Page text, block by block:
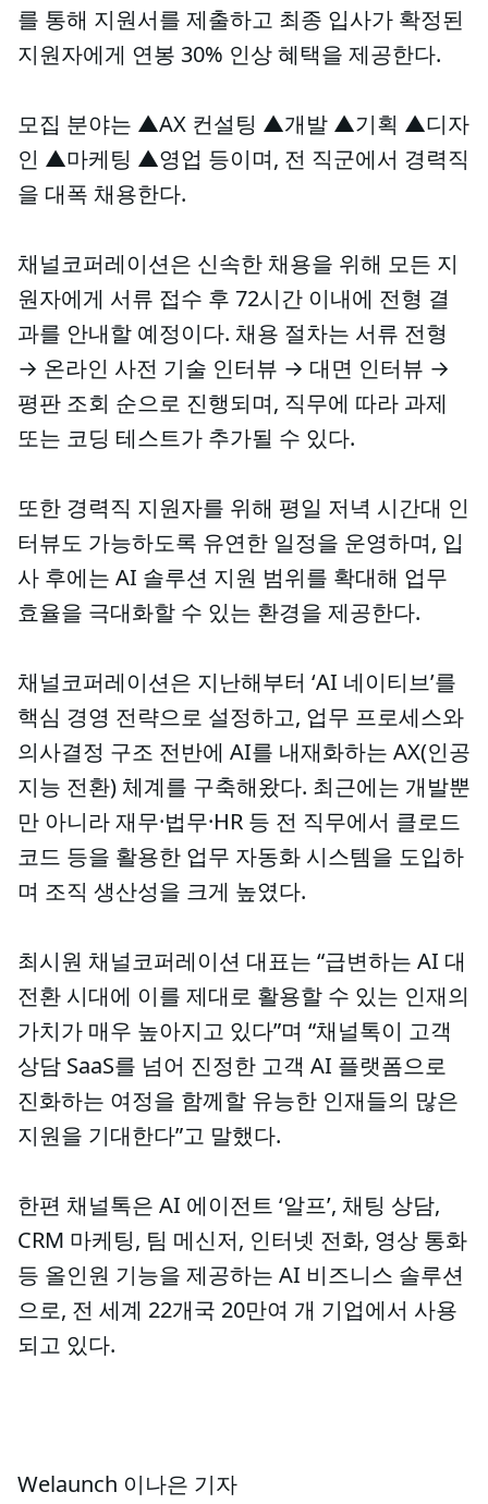
를 통해 지원서를 제출하고 최종 입사가 확정된
지원자에게 연봉 30% 인상 혜택을 제공한다.
모집 분야는 ▲AX 컨설팅 ▲개발 ▲기획 ▲디자
인 ▲마케팅 ▲영업 등이며, 전 직군에서 경력직
을 대폭 채용한다.
채널코퍼레이션은 신속한 채용을 위해 모든 지
원자에게 서류 접수 후 72시간 이내에 전형 결
과를 안내할 예정이다. 채용 절차는 서류 전형
→ 온라인 사전 기술 인터뷰 → 대면 인터뷰 →
평판 조회 순으로 진행되며, 직무에 따라 과제
또는 코딩 테스트가 추가될 수 있다.
또한 경력직 지원자를 위해 평일 저녁 시간대 인
터뷰도 가능하도록 유연한 일정을 운영하며, 입
사 후에는 AI 솔루션 지원 범위를 확대해 업무
효율을 극대화할 수 있는 환경을 제공한다.
채널코퍼레이션은 지난해부터 ‘AI 네이티브’를
핵심 경영 전략으로 설정하고, 업무 프로세스와
의사결정 구조 전반에 AI를 내재화하는 AX(인공
지능 전환) 체계를 구축해왔다. 최근에는 개발뿐
만 아니라 재무·법무·HR 등 전 직무에서 클로드
코드 등을 활용한 업무 자동화 시스템을 도입하
며 조직 생산성을 크게 높였다.
최시원 채널코퍼레이션 대표는 “급변하는 AI 대
전환 시대에 이를 제대로 활용할 수 있는 인재의
가치가 매우 높아지고 있다”며 “채널톡이 고객
상담 SaaS를 넘어 진정한 고객 AI 플랫폼으로
진화하는 여정을 함께할 유능한 인재들의 많은
지원을 기대한다”고 말했다.
한편 채널톡은 AI 에이전트 ‘알프’, 채팅 상담,
CRM 마케팅, 팀 메신저, 인터넷 전화, 영상 통화
등 올인원 기능을 제공하는 AI 비즈니스 솔루션
으로, 전 세계 22개국 20만여 개 기업에서 사용
되고 있다.
Welaunch 이나은 기자